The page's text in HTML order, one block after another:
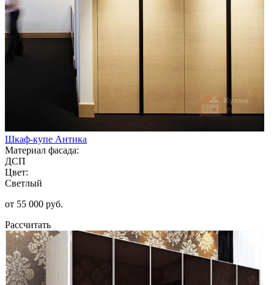
Шкаф-купе Антика
Материал фасада:
ДСП
Цвет:
Светлый
от 55 000 руб.
Рассчитать